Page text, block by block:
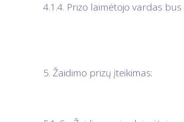
4.1.4. Prizo laimėtojo vardas
5. Žaidimo prizų įteikimas: